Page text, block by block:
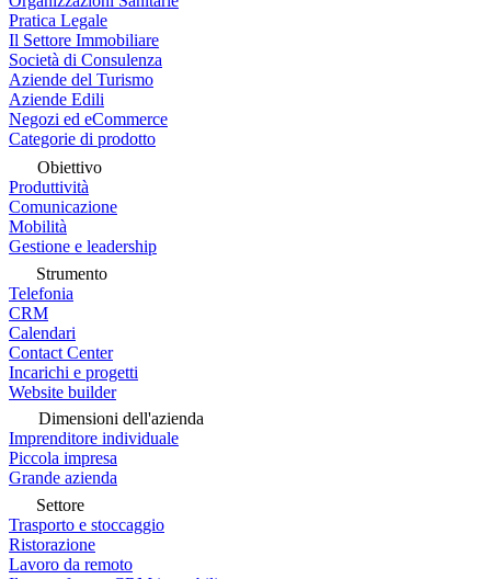
Pratica Legale
Il Settore Immobiliare
Società di Consulenza
Aziende del Turismo
Aziende Edili
Negozi ed eCommerce
Categorie di prodotto
Obiettivo
Produttività
Comunicazione
Mobilità
Gestione e leadership
Strumento
Telefonia
CRM
Calendari
Contact Center
Incarichi e progetti
Website builder
Dimensioni dell'azienda
Imprenditore individuale
Piccola impresa
Grande azienda
Settore
Trasporto e stoccaggio
Ristorazione
Lavoro da remoto